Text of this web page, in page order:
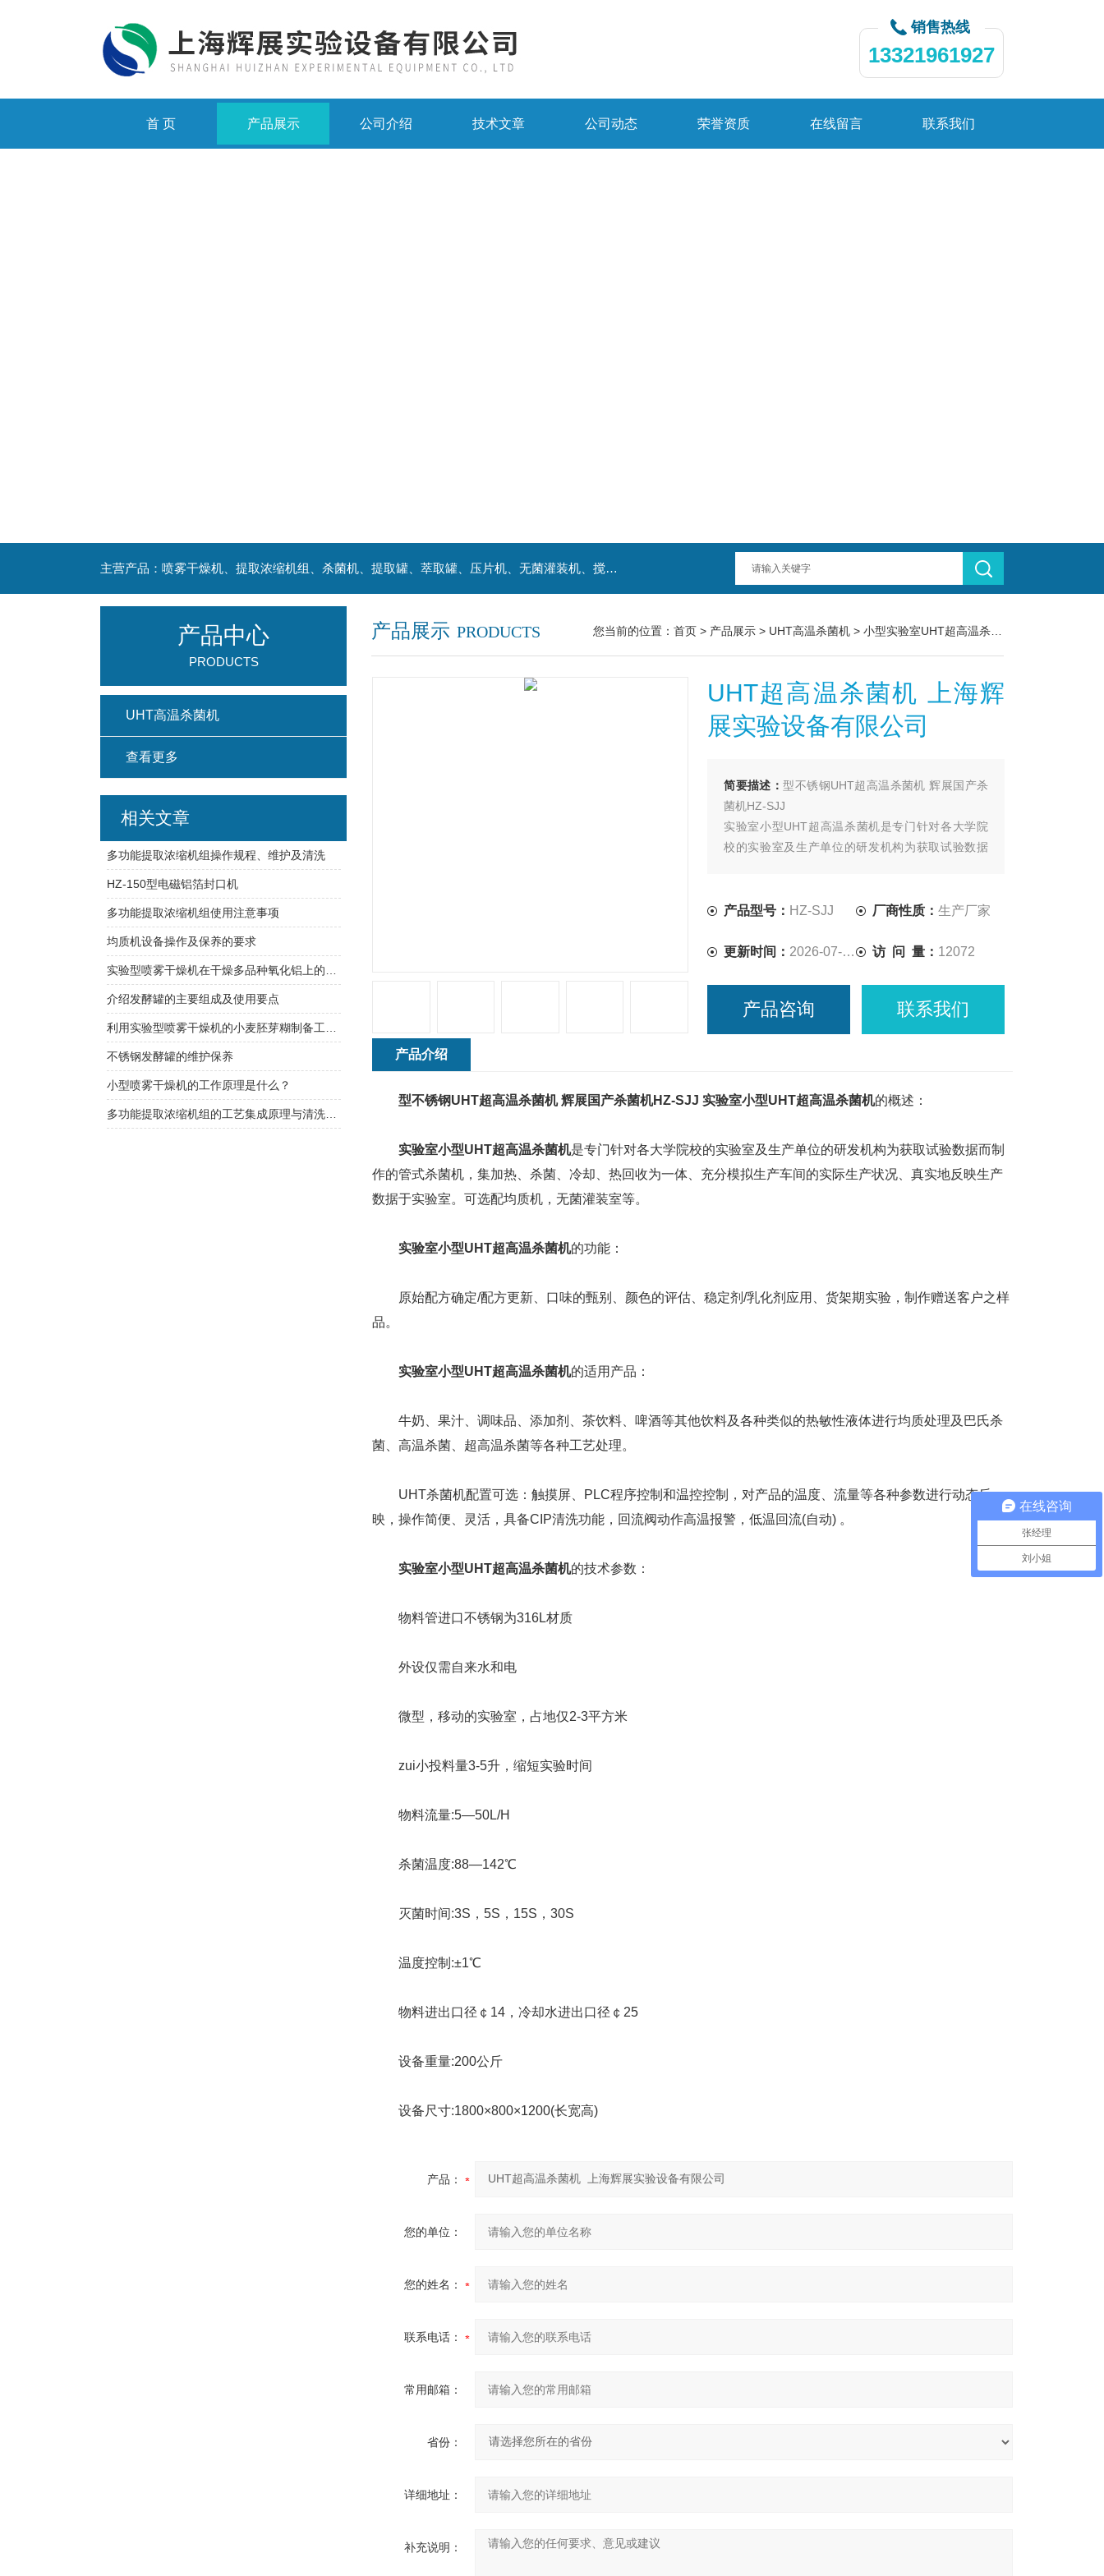
销售热线
13321961927
首 页 产品展示 公司介绍 技术文章 公司动态 荣誉资质 在线留言 联系我们
主营产品：喷雾干燥机、提取浓缩机组、杀菌机、提取罐、萃取罐、压片机、无菌灌装机、搅拌罐、发酵罐、等罐类。
产品展示 PRODUCTS 您当前的位置： 首页 > 产品展示 > UHT高温杀菌机 > 小型实验室UHT超高温杀菌机
UHT超高温杀菌机 上海辉
展实验设备有限公司
简要描述：型不锈钢UHT超高温杀菌机 辉展国产杀
菌机HZ-SJJ
实验室小型UHT超高温杀菌机是专门针对各大学院
校的实验室及生产单位的研发机构为获取试验数据
实地反映生产数据于实验室。可选配均质机，无菌
产品型号： HZ-SJJ 厂商性质：生产厂家
更新时间： 2026-07-16 访 问 量： 12072
产品咨询 联系我们
产品介绍
型不锈钢UHT超高温杀菌机 辉展国产杀菌机HZ-SJJ 实验室小型UHT超高温杀菌机的概述：
实验室小型UHT超高温杀菌机是专门针对各大学院校的实验室及生产单位的研发机构为获取试验数据而制
作的管式杀菌机，集加热、杀菌、冷却、热回收为一体、充分模拟生产车间的实际生产状况、真实地反映生产
数据于实验室。可选配均质机，无菌灌装室等。
实验室小型UHT超高温杀菌机的功能：
原始配方确定/配方更新、口味的甄别、颜色的评估、稳定剂/乳化剂应用、货架期实验，制作赠送客户之样
品。
实验室小型UHT超高温杀菌机的适用产品：
牛奶、果汁、调味品、添加剂、茶饮料、啤酒等其他饮料及各种类似的热敏性液体进行均质处理及巴氏杀
菌、高温杀菌、超高温杀菌等各种工艺处理。
UHT杀菌机配置可选：触摸屏、PLC程序控制和温控控制，对产品的温度、流量等各种参数进行动态反
映，操作简便、灵活，具备CIP清洗功能，回流阀动作高温报警，低温回流(自动) 。
实验室小型UHT超高温杀菌机的技术参数：
物料管进口不锈钢为316L材质
外设仅需自来水和电
微型，移动的实验室，占地仅2-3平方米
zui小投料量3-5升，缩短实验时间
物料流量:5—50L/H
杀菌温度:88—142℃
灭菌时间:3S，5S，15S，30S
温度控制:±1℃
物料进出口径￠14，冷却水进出口径￠25
设备重量:200公斤
设备尺寸:1800×800×1200(长宽高)
产品：
您的单位：
您的姓名：
联系电话：
常用邮箱：
省份：
详细地址：
补充说明：
产品中心
PRODUCTS
UHT高温杀菌机
查看更多
相关文章
多功能提取浓缩机组操作规程、维护及清洗
HZ-150型电磁铝箔封口机
多功能提取浓缩机组使用注意事项
均质机设备操作及保养的要求
介绍发酵罐的主要组成及使用要点
不锈钢发酵罐的维护保养
小型喷雾干燥机的工作原理是什么？
多功能提取浓缩机组的工艺集成原理与清洗维护要点
在线咨询
张经理
刘小姐